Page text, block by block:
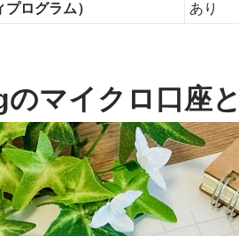
ログラム）
あり
マイクロ口座